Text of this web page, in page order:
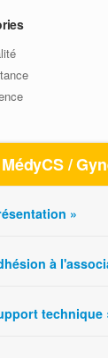
MédyCS /
»
à
technique